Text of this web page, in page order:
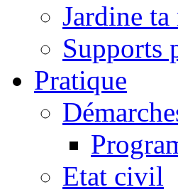
Jardine ta
Supports
Pratique
Etat civil